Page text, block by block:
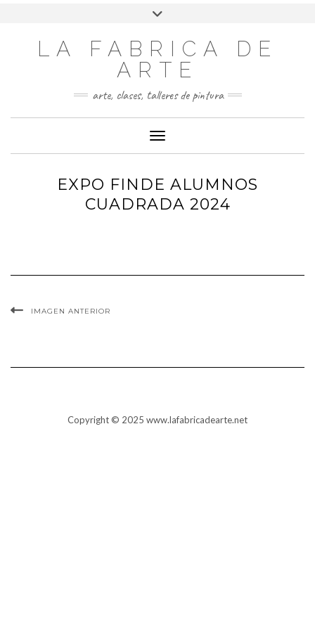
LA FABRICA DE
ARTE
arte, clases, talleres de pintura
Cambiar modo de navegación
EXPO FINDE ALUMNOS
CUADRADA 2024
IMAGEN ANTERIOR
Copyright © 2025 www.lafabricadearte.net